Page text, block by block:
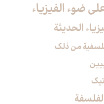
ضوء الفيزياء
الحديثة
من ذلك